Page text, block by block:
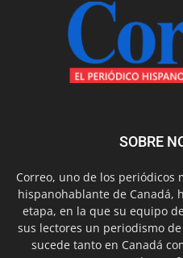
SOBRE
Correo, uno de los periódicos
hispanohablante de Canadá,
etapa, en la que su equipo
sus lectores un periodismo
sucede tanto en Canadá